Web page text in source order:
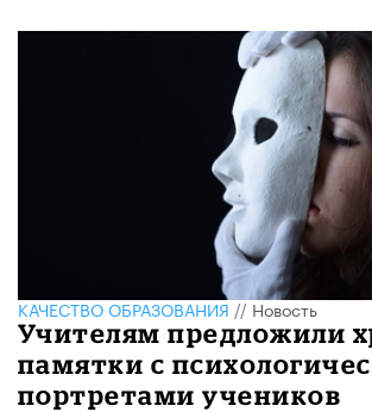
КАЧЕСТВО ОБРАЗОВАНИЯ//Новость
Учителям предложили
памятки с
портретами учеников